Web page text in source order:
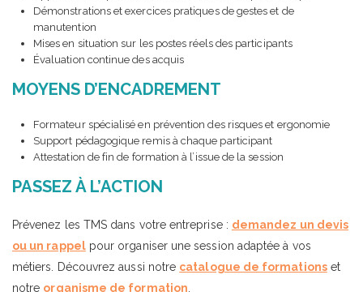
Démonstrations et exercices pratiques de gestes et de
manutention
Mises en situation sur les postes réels des participants
Évaluation continue des acquis
MOYENS D’ENCADREMENT
Formateur spécialisé en prévention des risques et ergonomie
Support pédagogique remis à chaque participant
Attestation de fin de formation à l’issue de la session
PASSEZ À L’ACTION
Prévenez les TMS dans votre entreprise : demandez un devis
ou un rappelpour organiser une session adaptée à vos
métiers. Découvrez aussi notre catalogue de formationset
notre organisme de formation